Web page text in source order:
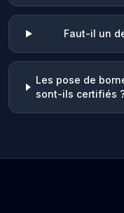
Faut-il un
Les pose de
sont-ils certifiés